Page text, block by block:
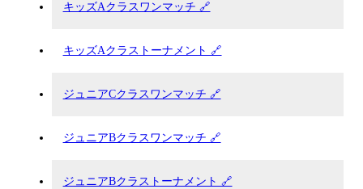
キッズAクラスワンマッチ 🔗
キッズAクラストーナメント 🔗
ジュニアCクラスワンマッチ 🔗
ジュニアBクラスワンマッチ 🔗
ジュニアBクラストーナメント 🔗